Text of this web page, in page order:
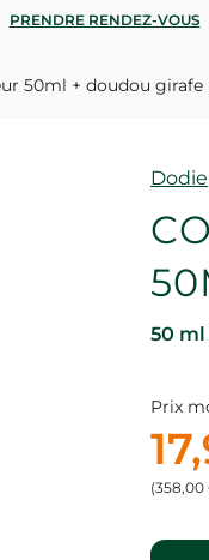
PRENDRE RENDEZ-VOUS
50ml + doudou girafe
Dodie
50 ml
Prix
(358,00